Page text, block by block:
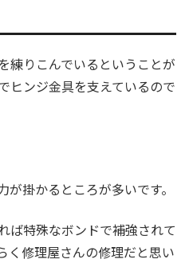
練りこんでいるということが
ンジ金具を支えているので
掛かるところが多いです。
ば特殊なボンドで補強されて
く修理屋さんの修理だと思い